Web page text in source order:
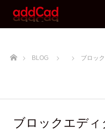
ホームBLOG ブロッ
ブロックエデ